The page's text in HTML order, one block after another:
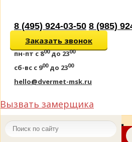
8 (495) 924-03-50 8 (985)
Заказать звонок
пн-пт с 800до 2300
сб-вс с 900до 2300
hello@dvermet-msk.ru
Вызвать замерщика